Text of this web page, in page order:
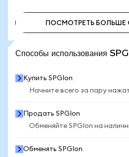
ПОСМОТРЕТЬ БОЛЬШЕ
Способы использования
Купить SPGIon
Начните всего за пару
Продать SPGIon
Обменяйте SPGIon на
Обменять SPGIon